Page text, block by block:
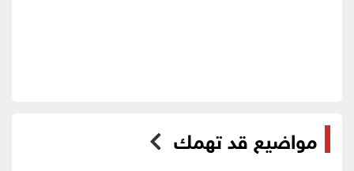
مواضيع قد تهمك